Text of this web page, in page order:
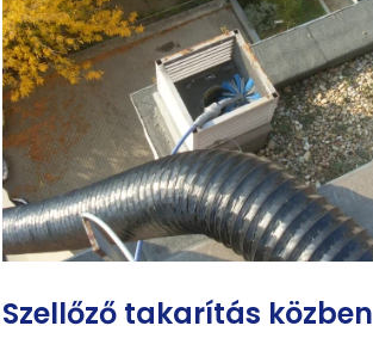
Szellőző takarítás közben